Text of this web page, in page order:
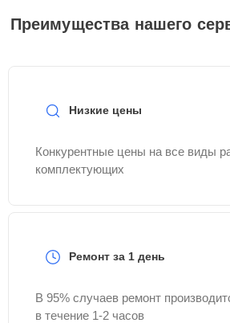
Преимущества нашего
Низкие цены
Конкурентные цены на все виды
комплектующих
Ремонт за 1 день
В 95% случаев ремонт
в течение 1-2 часов